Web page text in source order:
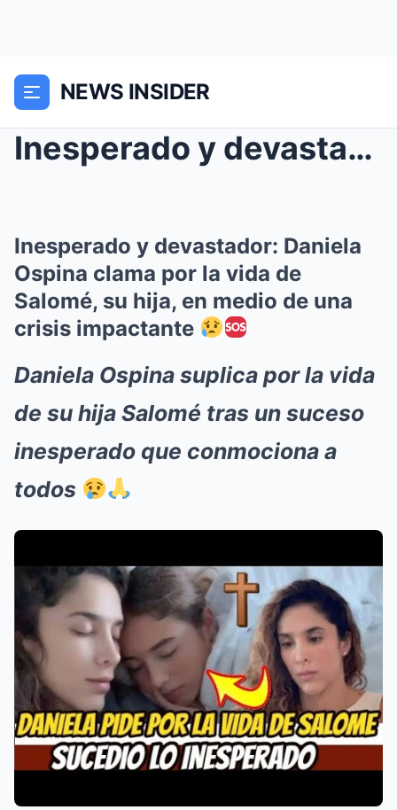
NEWS INSIDER
Inesperado y devastador: Daniela Ospina clama por ...
Inesperado y devastador: Daniela
Ospina clama por la vida de
Salomé, su hija, en medio de una
crisis impactante
Daniela Ospina suplica por la vida
de su hija Salomé tras un suceso
inesperado que conmociona a
todos